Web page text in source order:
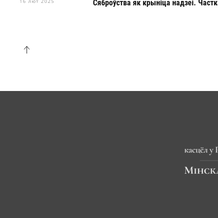
Сяброўства як крыніца надзеі.